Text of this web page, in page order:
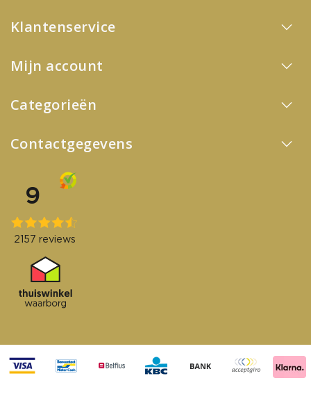
Klantenservice
Mijn account
Categorieën
Contactgegevens